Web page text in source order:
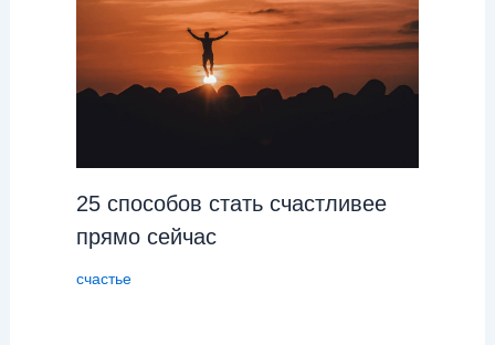
25 способов стать счастливее
прямо сейчас
счастье